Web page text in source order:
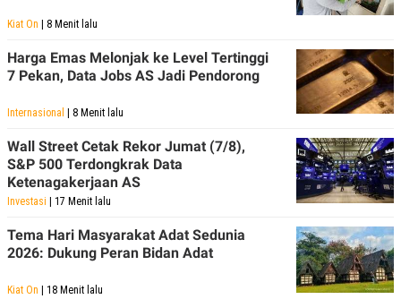
Kiat On | 8 Menit lalu
Harga Emas Melonjak ke Level Tertinggi
7 Pekan, Data Jobs AS Jadi Pendorong
Internasional | 8 Menit lalu
Wall Street Cetak Rekor Jumat (7/8),
S&P 500 Terdongkrak Data
Ketenagakerjaan AS
Investasi | 17 Menit lalu
Tema Hari Masyarakat Adat Sedunia
2026: Dukung Peran Bidan Adat
Kiat On | 18 Menit lalu